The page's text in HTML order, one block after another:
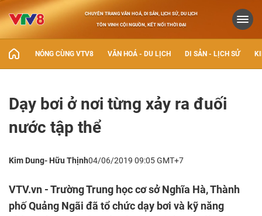
CHUYÊN TRANG VĂN HOÁ, DI SẢN, LỊCH SỬ, DU LỊCH
TÔN VINH CỘI NGUỒN, KẾT NỐI THỜI ĐẠI
NÓNG CÙNG VTV8 VĂN HOÁ - DU LỊCH DI SẢN - LỊCH SỬ
Dạy bơi ở nơi từng xảy ra đuối
nước tập thể
Kim Dung- Hữu Thịnh04/06/2019 09:05 GMT+7
VTV.vn - Trường Trung học cơ sở Nghĩa Hà, Thành
phố Quảng Ngãi đã tổ chức dạy bơi và kỹ năng